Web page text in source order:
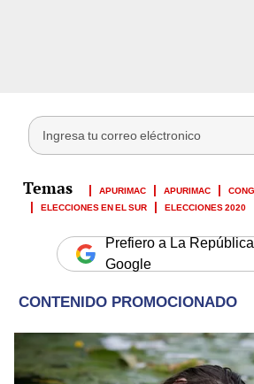
APURIMAC APURIMAC
ELECCIONES EN EL SUR
ELECCIONES 2020
Prefiero a La
Google